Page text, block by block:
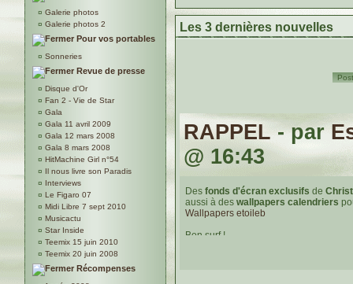
¤ Galerie photos
¤ Galerie photos 2
Pour vos portables
¤ Sonneries
Revue de presse
¤ Disque d'Or
¤ Fan 2 - Vie de Star
¤ Gala
¤ Gala 11 avril 2009
¤ Gala 12 mars 2008
¤ Gala 8 mars 2008
¤ HitMachine Girl n°54
¤ Il nous livre son Paradis
¤ Interviews
¤ Le Figaro 07
¤ Midi Libre 7 sept 2010
¤ Musicactu
¤ Star Inside
¤ Teemix 15 juin 2010
¤ Teemix 20 juin 2008
Récompenses
Les 3 dernières nouvelles
RAPPEL- par
@ 16:43
Des fonds d'écran exclusifs de
aussi à des wallpapers calendriers
Wallpapers etoileb
Bon surf !